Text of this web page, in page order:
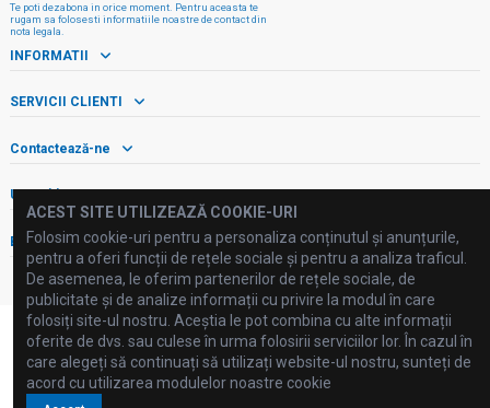
Te poti dezabona in orice moment. Pentru aceasta te
rugam sa folosesti informatiile noastre de contact din
nota legala.
INFORMATII
SERVICII CLIENTI
Contactează-ne
Urmăriți-ne!
Buletin informativ
ACEST SITE UTILIZEAZĂ COOKIE-URI
Folosim cookie-uri pentru a personaliza conținutul și anunțurile,
pentru a oferi funcții de rețele sociale și pentru a analiza traficul.
De asemenea, le oferim partenerilor de rețele sociale, de
publicitate și de analize informații cu privire la modul în care
folosiți site-ul nostru. Aceștia le pot combina cu alte informații
oferite de dvs. sau culese în urma folosirii serviciilor lor. În cazul în
care alegeți să continuați să utilizați website-ul nostru, sunteți de
acord cu utilizarea modulelor noastre cookie